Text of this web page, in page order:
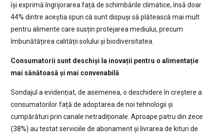
își exprimă îngrijorarea față de schimbările climatice, însă doar
44% dintre aceștia spun că sunt dispuși să plătească mai mult
pentru alimente care susțin protejarea mediului, precum
îmbunătățirea calității solului și biodiversitatea.
Consumatorii sunt deschiși la inovații pentru o alimentație
mai sănătoasă și mai convenabilă
Sondajul a evidențiat, de asemenea, o deschidere în creștere a
consumatorilor față de adoptarea de noi tehnologii și
cumpărături prin canale netradiționale. Aproape patru din zece
(38%) au testat serviciile de abonament și livrarea de kituri de